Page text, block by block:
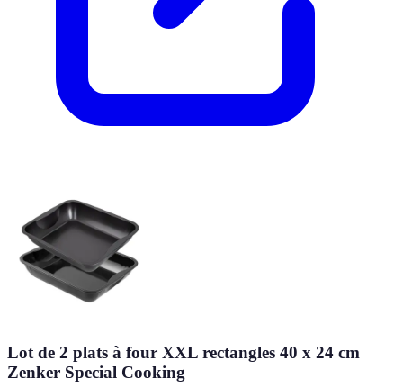
Lot de 2 plats à four XXL rectangles 40 x 24 cm
Zenker Special Cooking